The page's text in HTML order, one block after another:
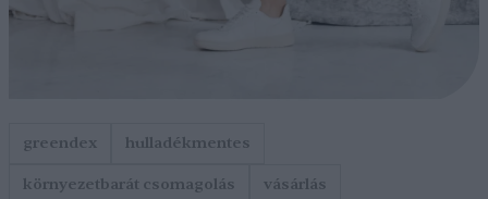
greendex
hulladékmentes
környezetbarát csomagolás
vásárlás